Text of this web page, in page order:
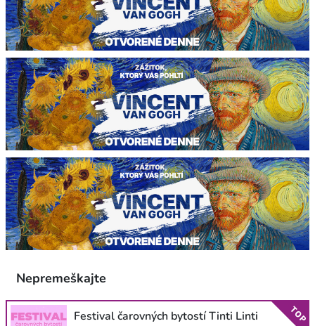
Nepremeškajte
Festival čarovných bytostí Tinti Linti TOP